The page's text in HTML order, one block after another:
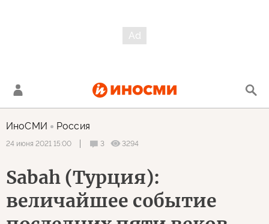
ИноСМИ Россия
24 июня 2021 15:00 3 3294
Sabah (Турция):
величайшее событие